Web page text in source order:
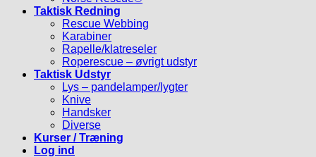
Taktisk Redning
Rescue Webbing
Karabiner
Rapelle/klatreseler
Roperescue – øvrigt udstyr
Taktisk Udstyr
Lys – pandelamper/lygter
Knive
Handsker
Diverse
Kurser / Træning
Log ind